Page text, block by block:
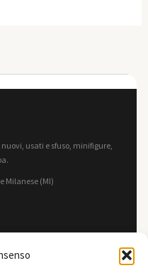
nuovi, usati e sfuso, minifigure,
Milanese (MI)